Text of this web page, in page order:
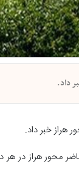
داد.
هراز خبر داد.
محور هراز در